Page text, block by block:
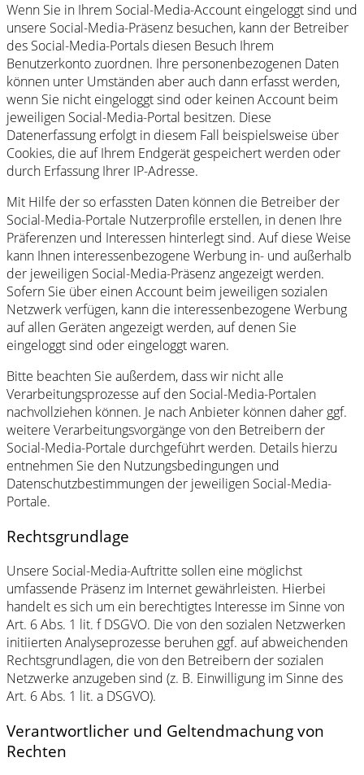
Wenn Sie in Ihrem Social-Media-Account eingeloggt sind und
unsere Social-Media-Präsenz besuchen, kann der Betreiber
des Social-Media-Portals diesen Besuch Ihrem
Benutzerkonto zuordnen. Ihre personenbezogenen Daten
können unter Umständen aber auch dann erfasst werden,
wenn Sie nicht eingeloggt sind oder keinen Account beim
jeweiligen Social-Media-Portal besitzen. Diese
Datenerfassung erfolgt in diesem Fall beispielsweise über
Cookies, die auf Ihrem Endgerät gespeichert werden oder
durch Erfassung Ihrer IP-Adresse.
Mit Hilfe der so erfassten Daten können die Betreiber der
Social-Media-Portale Nutzerprofile erstellen, in denen Ihre
Präferenzen und Interessen hinterlegt sind. Auf diese Weise
kann Ihnen interessenbezogene Werbung in- und außerhalb
der jeweiligen Social-Media-Präsenz angezeigt werden.
Sofern Sie über einen Account beim jeweiligen sozialen
Netzwerk verfügen, kann die interessenbezogene Werbung
auf allen Geräten angezeigt werden, auf denen Sie
eingeloggt sind oder eingeloggt waren.
Bitte beachten Sie außerdem, dass wir nicht alle
Verarbeitungsprozesse auf den Social-Media-Portalen
nachvollziehen können. Je nach Anbieter können daher ggf.
weitere Verarbeitungsvorgänge von den Betreibern der
Social-Media-Portale durchgeführt werden. Details hierzu
entnehmen Sie den Nutzungsbedingungen und
Datenschutzbestimmungen der jeweiligen Social-Media-
Portale.
Rechtsgrundlage
Unsere Social-Media-Auftritte sollen eine möglichst
umfassende Präsenz im Internet gewährleisten. Hierbei
handelt es sich um ein berechtigtes Interesse im Sinne von
Art. 6 Abs. 1 lit. f DSGVO. Die von den sozialen Netzwerken
initiierten Analyseprozesse beruhen ggf. auf abweichenden
Rechtsgrundlagen, die von den Betreibern der sozialen
Netzwerke anzugeben sind (z. B. Einwilligung im Sinne des
Art. 6 Abs. 1 lit. a DSGVO).
Verantwortlicher und Geltendmachung von
Rechten